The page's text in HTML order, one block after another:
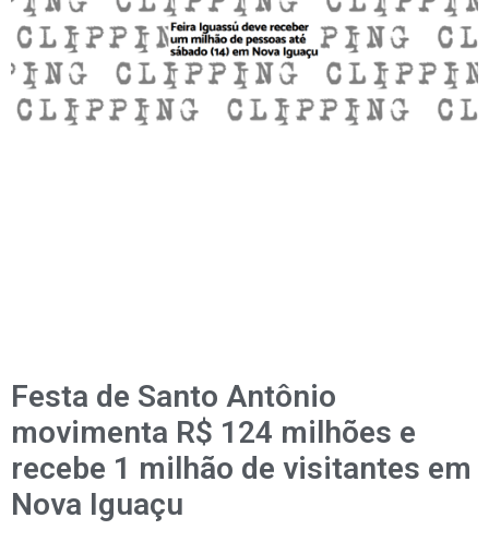
Festa de Santo Antônio
movimenta R$ 124 milhões e
recebe 1 milhão de visitantes em
Nova Iguaçu